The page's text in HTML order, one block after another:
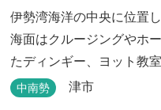
伊勢湾海洋の中央に位置
海面はクルージングやホ
たディンギー、ヨット教
ット教室、それに四級ボ
中南勢 津市